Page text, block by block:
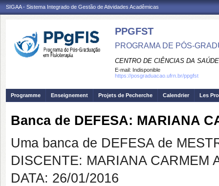
SIGAA - Sistema Integrado de Gestão de Atividades Acadêmicas
PPGFST
PROGRAMA DE PÓS-
CENTRO DE CIÊNCIAS DA SAÚDE
E-mail: Indisponible
https://posgraduacao.ufrn.br/ppgfst
Programme Enseignement Projets de Pecherche Calendrier Les
Banca de DEFESA: MARIANA
Uma banca de DEFESA de
DISCENTE: MARIANA CARMEM
DATA: 26/01/2016